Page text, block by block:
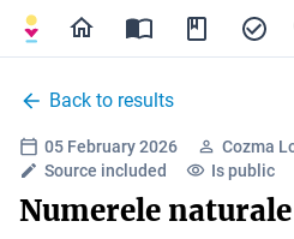
Back to results
05 February 2026
Cozma
Source included
Is public
Numerele